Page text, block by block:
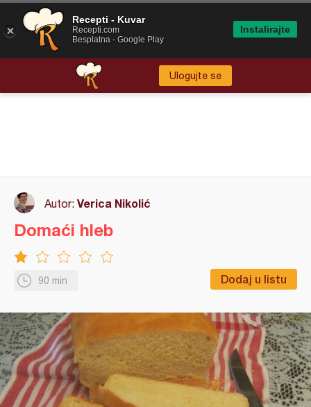
Ulogujte se
Autor: Verica Nikolić
90 min Dodaj u listu
Domaći hleb
Recepti - Kuvar
Recepti.com
Besplatna - Google Play
Instalirajte